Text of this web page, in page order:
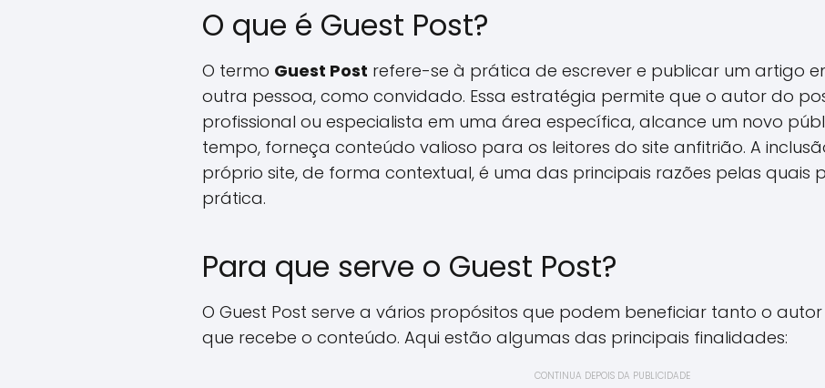
O que é Guest Post?
O termo Guest Post refere-se à prática de escrever e publicar um artigo
outra pessoa, como convidado. Essa estratégia permite que o autor do
profissional ou especialista em uma área específica, alcance um novo
tempo, forneça conteúdo valioso para os leitores do site anfitrião. A
próprio site, de forma contextual, é uma das principais razões pelas quais
prática.
Para que serve o Guest Post?
O Guest Post serve a vários propósitos que podem beneficiar tanto o
que recebe o conteúdo. Aqui estão algumas das principais finalidades:
CONTINUA DEPOIS DA PUBLICIDADE